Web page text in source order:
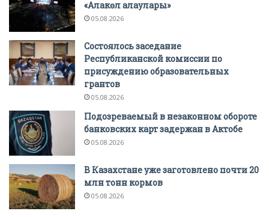
«Алакөл алаулары»
05.08.2026
Состоялось заседание
Республиканской комиссии по
присуждению образовательных
грантов
05.08.2026
Подозреваемый в незаконном обороте
банковских карт задержан в Актобе
05.08.2026
В Казахстане уже заготовлено почти 20
млн тонн кормов
05.08.2026